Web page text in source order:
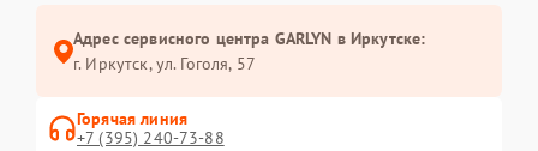
Адрес сервисного центра GARLYN в Иркутске:
г. Иркутск, ул. ​Гоголя, 57
Горячая линия
+7 (395) 240-73-88